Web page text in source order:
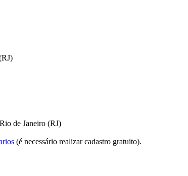
de Janeiro (RJ)
(é necessário realizar cadastro gratuito).